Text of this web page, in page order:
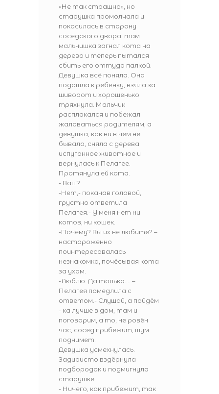
«Не так страшно», но
старушка промолчала и
покосилась в сторону
соседского двора: там
мальчишка загнал кота на
дерево и теперь пытался
сбить его оттуда палкой.
Девушка всё поняла. Она
подошла к ребёнку, взяла за
шиворот и хорошенько
тряхнула. Мальчик
расплакался и побежал
жаловаться родителям, а
девушка, как ни в чём не
бывало, сняла с дерева
испуганное животное и
вернулась к Пелагее.
Протянула ей кота.
- Ваш?
-Нет,- покачав головой,
грустно ответила
Пелагея.- У меня нет ни
котов, ни кошек.
-Почему? Вы их не любите? –
настороженно
поинтересовалась
незнакомка, почёсывая кота
за ухом.
-Люблю. Да только…. –
Пелагея помедлила с
ответом.- Слушай, а пойдём
- ка лучше в дом, там и
поговорим, а то, не ровён
час, сосед прибежит, шум
поднимет.
Девушка усмехнулась.
Задиристо вздёрнула
подбородок и подмигнула
старушке
- Ничего, как прибежит, так